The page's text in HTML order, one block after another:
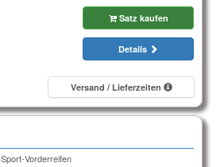
Satz kaufen
Details
Versand / Lieferzeiten
Sport-Vorderreifen